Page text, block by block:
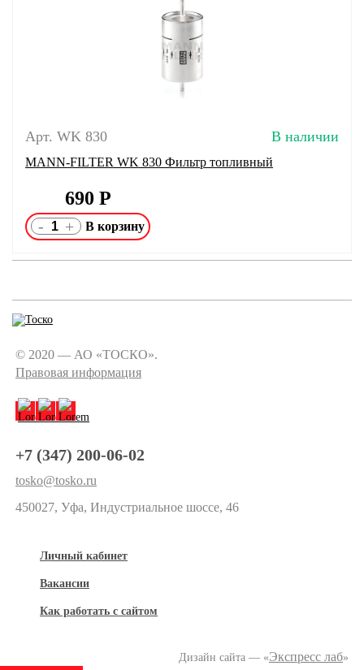
Арт. WK 830 В наличии
MANN-FILTER WK 830 Фильтр топливный
690 Р
- +
© 2020 — АО «ТОСКО».
Правовая информация
+7 (347) 200-06-02
tosko@tosko.ru
450027, Уфа, Индустриальное шоссе, 46
Личный кабинет
Вакансии
Как работать с сайтом
Дизайн сайта — «Экспресс лаб»